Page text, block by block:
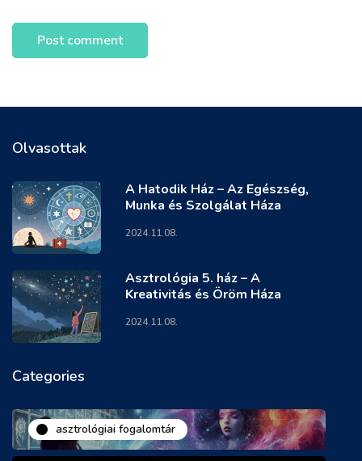
Olvasottak
A Hatodik Ház – Az Egészség,
Munka és Szolgálat Háza
2024.11.08.
Asztrológia 5. ház – A
Kreativitás és Öröm Háza
2024.11.08.
Categories
asztrológiai fogalomtár